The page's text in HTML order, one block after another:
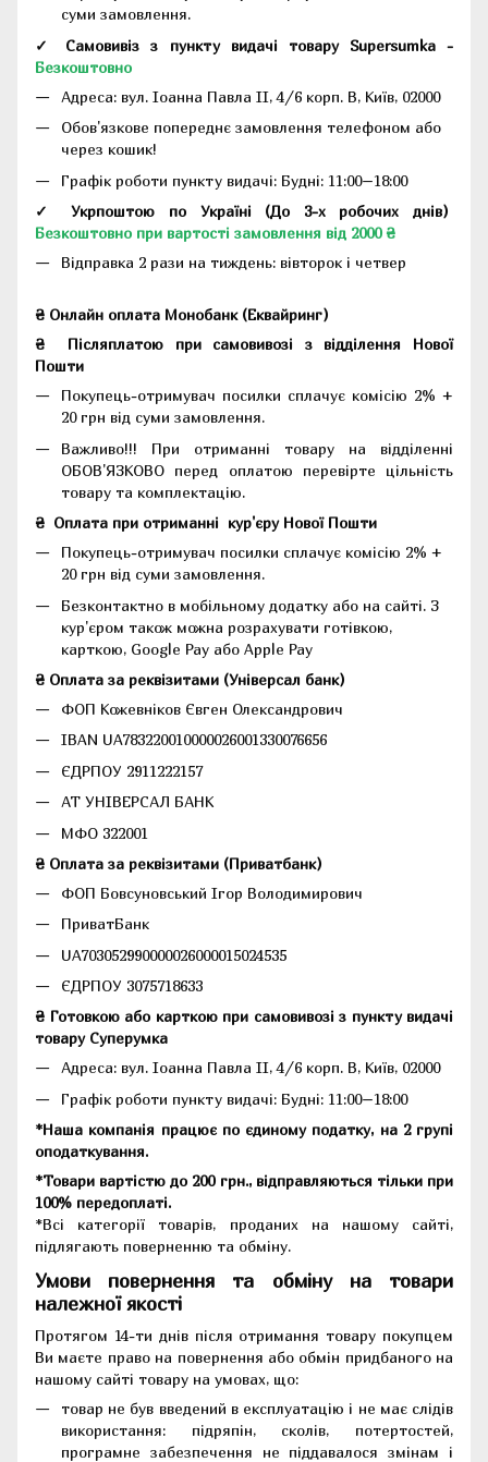
суми замовлення.
✓ Самовивіз з пункту видачі товару Supersumka -
Безкоштовно
Адреса: вул. Іоанна Павла II, 4/6 корп. В, Київ, 02000
Обов'язкове попереднє замовлення телефоном або
через кошик!
Графік роботи пункту видачі: Будні: 11:00–18:00
✓ Укрпоштою по Україні (До 3-х робочих днів)
Безкоштовно при вартості замовлення від 2000 ₴
Відправка 2 рази на тиждень: вівторок і четвер
₴ Онлайн оплата Монобанк (Еквайринг)
₴
Післяплатою при самовивозі з відділення Нової
Пошти
Покупець-отримувач посилки сплачує комісію 2% +
20 грн від суми замовлення.
Важливо!!! При отриманні товару на відділенні
ОБОВ'ЯЗКОВО перед оплатою перевірте цільність
товару та комплектацію.
₴ Оплата при отриманні кур'єру Нової Пошти
Покупець-отримувач посилки сплачує комісію 2% +
20 грн від суми замовлення.
Безконтактно в мобільному додатку або на сайті. З
кур'єром також можна розрахувати готівкою,
карткою, Google Pay або Apple Pay
₴ Оплата за реквізитами (Універсал банк)
ФОП Кожевніков Євген Олександрович
IBAN UA783220010000026001330076656
ЄДРПОУ 2911222157
АТ УНІВЕРСАЛ БАНК
МФО 322001
₴ Оплата за реквізитами (Приватбанк)
ФОП Бовсуновський Ігор Володимирович
ПриватБанк
UA703052990000026000015024535
ЄДРПОУ 3075718633
₴ Готовкою або карткою при самовивозі з пункту видачі
товару Суперумка
Адреса: вул. Іоанна Павла II, 4/6 корп. В, Київ, 02000
Графік роботи пункту видачі: Будні: 11:00–18:00
*Наша компанія працює по єдиному податку, на 2 групі
оподаткування.
*Товари вартістю до 200 грн., відправляються тільки при
100% передоплаті.
*Всі категорії товарів, проданих на нашому сайті,
підлягають поверненню та обміну.
Умови повернення та обміну на товари
належної якості
Протягом 14-ти днів після отримання товару покупцем
Ви маєте право на повернення або обмін придбаного на
нашому сайті товару на умовах, що:
товар не був введений в експлуатацію і не має слідів
використання: підряпін, сколів, потертостей,
програмне забезпечення не піддавалося змінам і